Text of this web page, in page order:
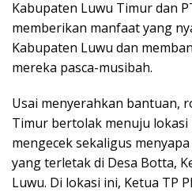
Kabupaten Luwu Timur dan
memberikan manfaat yang
Kabupaten Luwu dan
mereka pasca-musibah.
Usai menyerahkan bantuan,
Timur bertolak menuju
mengecek sekaligus
yang terletak di Desa Botta,
Luwu. Di lokasi ini, Ketua TP